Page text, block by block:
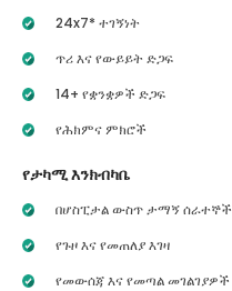
24x7* ተገኝነት
ጥሪ እና የውይይት ድጋፍ
14+ የቋንቋዎች ድጋፍ
የሕክምና ምክሮች
የታካሚ እንክብካቤ
በሆስፒታል ውስጥ ታማኝ ሰራተኞች
የጉዞ እና የመጠለያ እገዛ
የመውሰጃ እና የመጣል መገልገያዎች